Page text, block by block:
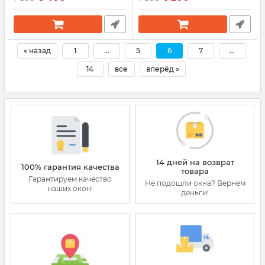
« назад 1 ... 5 6 7 ...
14 все вперёд »
100% гарантия качества
Гарантируем качество
наших окон!
14 дней на возврат
товара
Не подошли окна? Вернем
деньги!